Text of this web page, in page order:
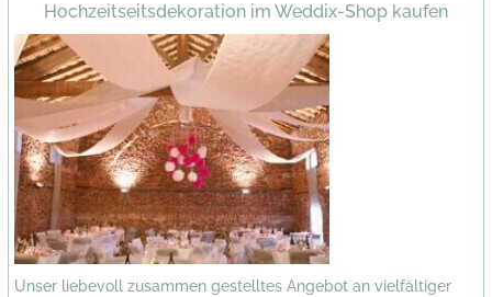
Hochzeitseitsdekoration im Weddix-Shop kaufen
Unser liebevoll zusammen gestelltes Angebot an vielfältiger